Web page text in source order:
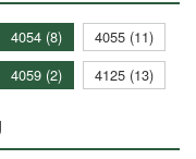
4054 (8)
4055 (11)
4059 (2) 4125 (13)